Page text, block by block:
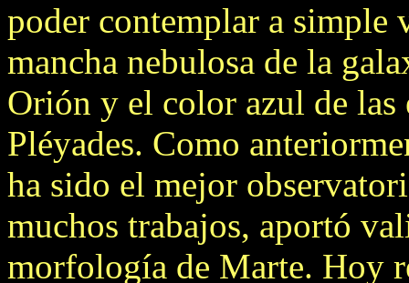
poder contemplar a simple
mancha nebulosa de la
Orión y el color azul de las
Pléyades. Como
ha sido el mejor
muchos trabajos, aportó
morfología de Marte. Hoy